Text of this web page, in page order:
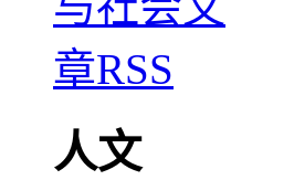
人文